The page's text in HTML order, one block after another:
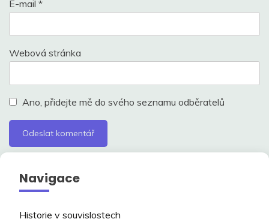
E-mail *
Webová stránka
Ano, přidejte mě do svého seznamu odběratelů
Navigace
Historie v souvislostech